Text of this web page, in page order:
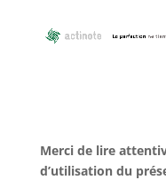
Merci de lire
d’utilisation du